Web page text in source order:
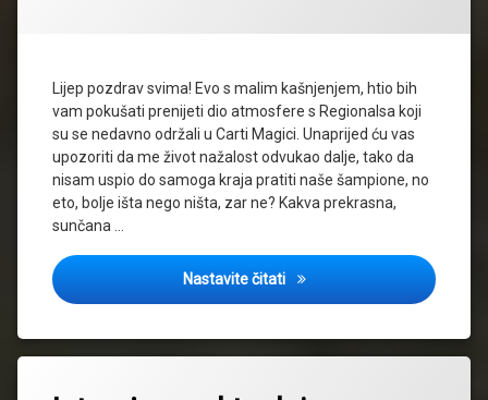
Lijep pozdrav svima! Evo s malim kašnjenjem, htio bih
vam pokušati prenijeti dio atmosfere s Regionalsa koji
su se nedavno održali u Carti Magici. Unaprijed ću vas
upozoriti da me život nažalost odvukao dalje, tako da
nisam uspio do samoga kraja pratiti naše šampione, no
eto, bolje išta nego ništa, zar ne? Kakva prekrasna,
sunčana …
Nastavite čitati Parcijalni uvid u Regionalse